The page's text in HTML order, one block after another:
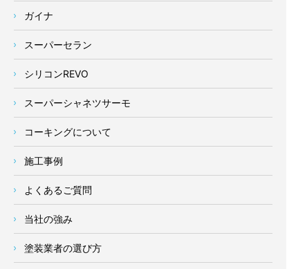
ガイナ
スーパーセラン
シリコンREVO
スーパーシャネツサーモ
コーキングについて
施工事例
よくあるご質問
当社の強み
塗装業者の選び方